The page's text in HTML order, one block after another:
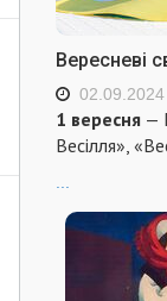
Вересневі
02.09.2024
1 вересня —
Весілля»,
...